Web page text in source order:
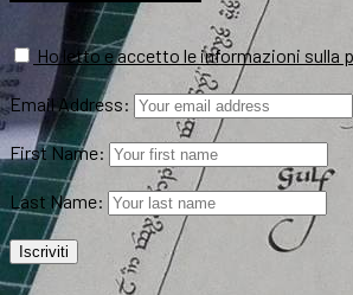
Ho letto e accetto le informazioni sulla
Email Address:
First Name:
Last Name: